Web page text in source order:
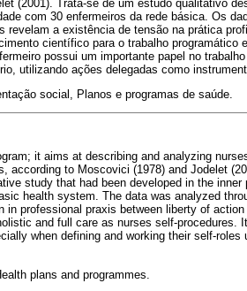
(2001). Trata-se de um estudo qualitativo
com 30 enfermeiros da rede básica. Os
revelam a existência de tensão na prática
científico para o trabalho programático
possui um importante papel no trabalho
utilizando ações delegadas como
social, Planos e programas de saúde.
it aims at describing and analyzing
according to Moscovici (1978) and Jodelet
study that had been developed in the inner
health system. The data was analyzed
professional praxis between liberty of
and full care as nurses self-procedures.
when defining and working their self-roles
plans and programmes.